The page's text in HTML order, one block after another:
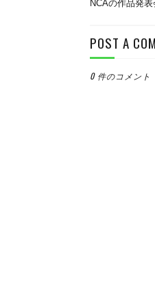
NCAの作品発表
POST A
0 件のコメント